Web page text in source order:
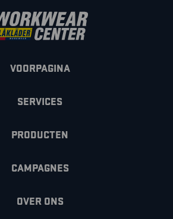
VOORPAGINA
SERVICES
PRODUCTEN
CAMPAGNES
OVER ONS